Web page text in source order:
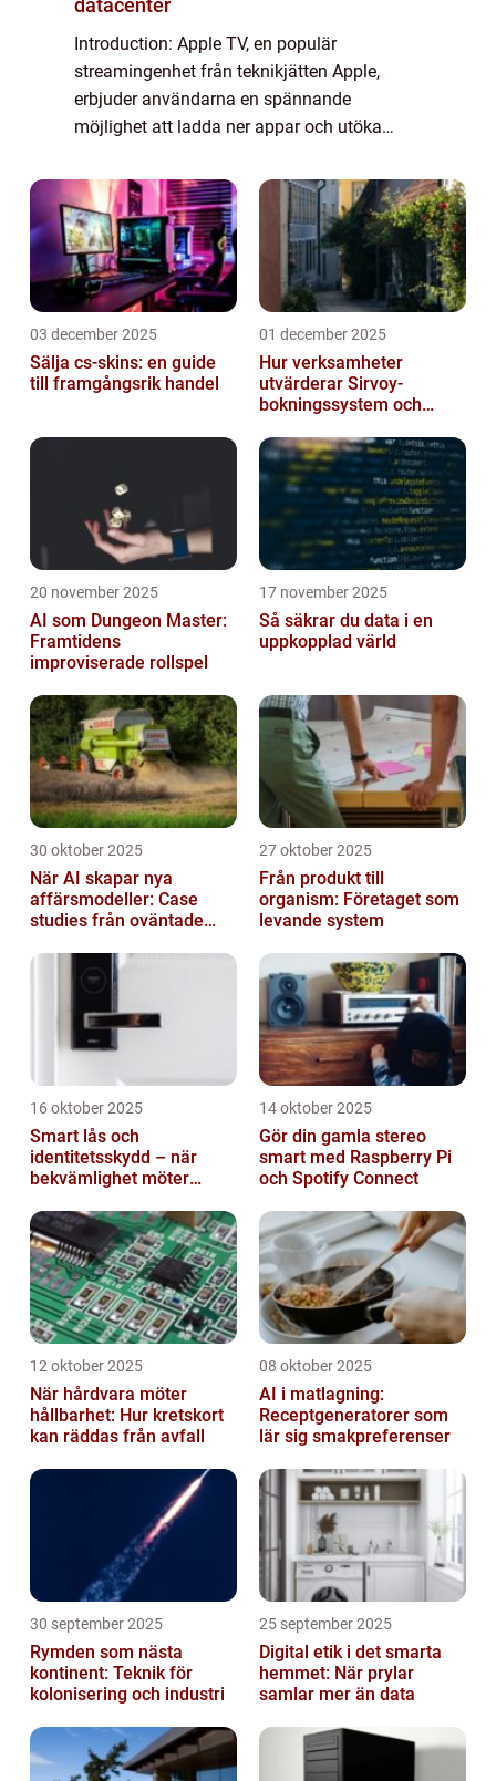
datacenter
Introduction: Apple TV, en populär
streamingenhet från teknikjätten Apple,
erbjuder användarna en spännande
möjlighet att ladda ner appar och utöka
vi att ge en grundlig översikt över
möjligheterna med att ...
03 december 2025
Sälja cs-skins: en guide
till framgångsrik handel
01 december 2025
Hur verksamheter
utvärderar Sirvoy-
bokningssystem och
20 november 2025
AI som Dungeon Master:
Framtidens
improviserade rollspel
17 november 2025
Så säkrar du data i en
uppkopplad värld
30 oktober 2025
När AI skapar nya
affärsmodeller: Case
studies från oväntade
27 oktober 2025
Från produkt till
organism: Företaget som
levande system
16 oktober 2025
Smart lås och
identitetsskydd – när
bekvämlighet möter
14 oktober 2025
Gör din gamla stereo
smart med Raspberry Pi
och Spotify Connect
12 oktober 2025
När hårdvara möter
hållbarhet: Hur kretskort
kan räddas från avfall
08 oktober 2025
AI i matlagning:
Receptgeneratorer som
lär sig smakpreferenser
30 september 2025
Rymden som nästa
kontinent: Teknik för
kolonisering och industri
25 september 2025
Digital etik i det smarta
hemmet: När prylar
samlar mer än data